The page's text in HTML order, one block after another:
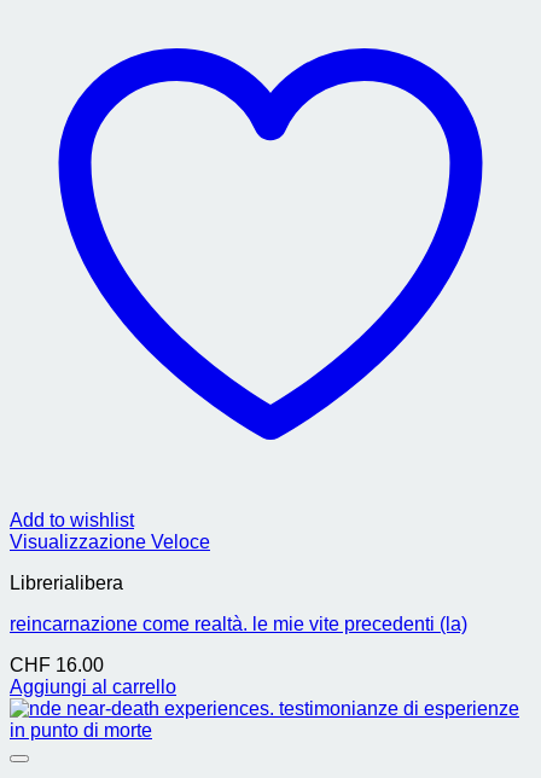
Add to wishlist
Visualizzazione Veloce
Librerialibera
reincarnazione come realtà. le mie vite precedenti (la)
CHF 16.00
Aggiungi al carrello